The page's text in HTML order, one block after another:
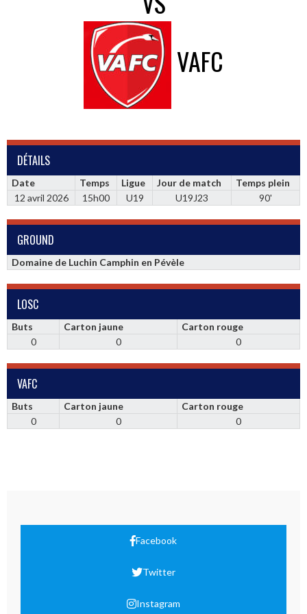
VAFC
DÉTAILS
Date Temps Ligue Jour de match
Temps plein
12 avril 2026
15h00 U19 U19J23 90'
GROUND
Domaine de Luchin Camphin en Pévèle
LOSC
Buts Carton jaune
Carton rouge
0
0 0
VAFC
Buts Carton jaune
Carton rouge
0
0 0
Facebook
Twitter
Instagram